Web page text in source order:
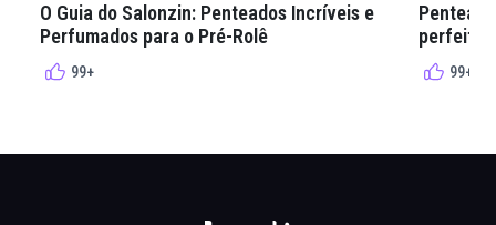
O Guia do Salonzin: Penteados Incríveis e
Perfumados para o Pré-Rolê
99+
perfeita
99+